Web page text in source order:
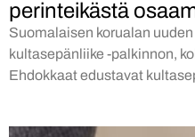
perinteikästä
Suomalaisen korualan
kultasepänliike -palkinnon,
Ehdokkaat edustavat